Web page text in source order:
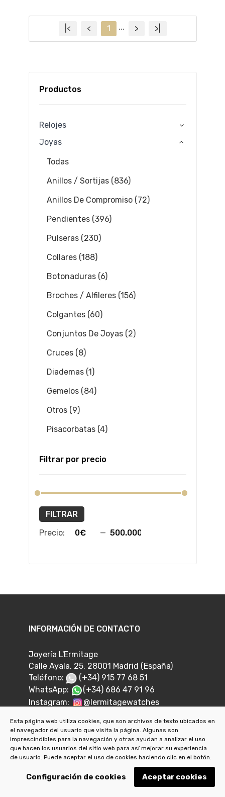
Productos
Relojes
Joyas
Todas
Anillos / Sortijas (836)
Anillos De Compromiso (72)
Pendientes (396)
Pulseras (230)
Collares (188)
Botonaduras (6)
Broches / Alfileres (156)
Colgantes (60)
Conjuntos De Joyas (2)
Cruces (8)
Diademas (1)
Gemelos (84)
Otros (9)
Pisacorbatas (4)
Filtrar por precio
FILTRAR
Precio:
—
|< < 1 ... > >|
INFORMACIÓN DE CONTACTO
Joyería L'Ermitage
Calle Ayala, 25. 28001 Madrid (España)
Teléfono:
(+34) 915 77 68 51
WhatsApp:
(+34) 686 47 91 96
Instagram:
@lermitagewatches
ARTÍCULOS
Esta página web utiliza cookies, que son archivos de texto ubicados en
el navegador del usuario que visita la página. Algunas son
imprescindibles para la navegación y otras ayudan a analizar el uso
que hacen los usuarios del sitio web para así mejorar su experiencia
de usuario. Puede aceptar el uso de cookies haciendo clic en el botón.
Configuración de cookies Aceptar cookies